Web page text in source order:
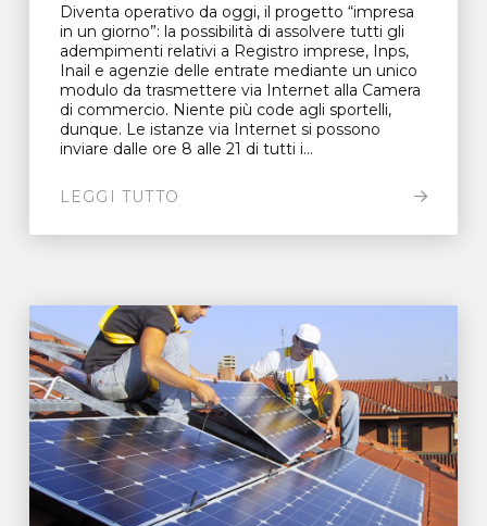
Diventa operativo da oggi, il progetto “impresa
in un giorno”: la possibilità di assolvere tutti gli
adempimenti relativi a Registro imprese, Inps,
Inail e agenzie delle entrate mediante un unico
modulo da trasmettere via Internet alla Camera
di commercio. Niente più code agli sportelli,
dunque. Le istanze via Internet si possono
inviare dalle ore 8 alle 21 di tutti i...
LEGGI TUTTO